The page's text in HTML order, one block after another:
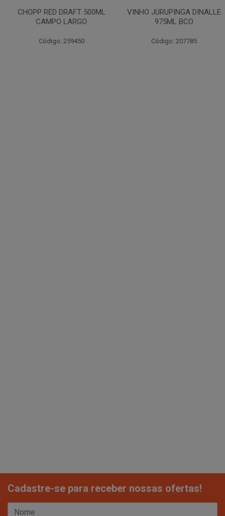
CHOPP RED DRAFT 500ML
CAMPO LARGO
Código: 259450
VINHO JURUPINGA DINALLE
975ML BCO
Código: 207785
Cadastre-se para receber nossas ofertas!